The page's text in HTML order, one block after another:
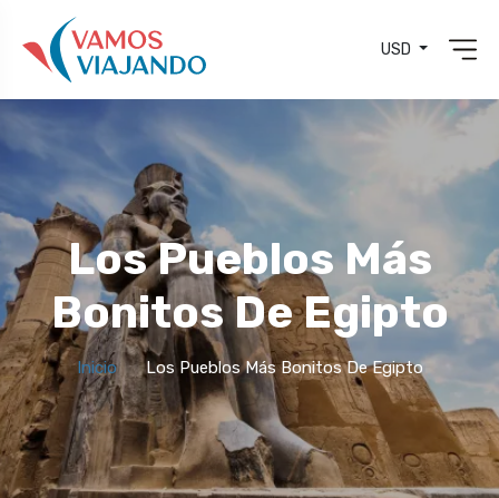
USD
Los Pueblos Más
Bonitos De Egipto
Inicio Los Pueblos Más Bonitos De Egipto